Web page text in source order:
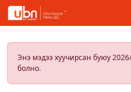
Энэ мэдээ хуучирсан буюу
болно.